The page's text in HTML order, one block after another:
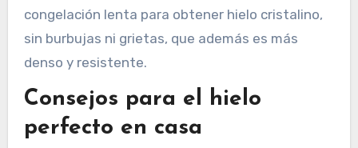
congelación lenta para obtener hielo cristalino,
sin burbujas ni grietas, que además es más
denso y resistente.
Consejos para el hielo
perfecto en casa